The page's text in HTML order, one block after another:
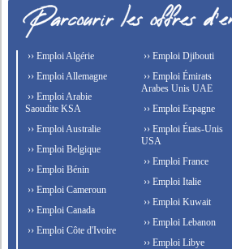
›› Emploi Algérie
›› Emploi Allemagne
›› Emploi Arabie
Saoudite KSA
›› Emploi Australie
›› Emploi Belgique
›› Emploi Bénin
›› Emploi Cameroun
›› Emploi Canada
›› Emploi Côte d'Ivoire
›› Emploi Djibouti
›› Emploi Émirats
Arabes Unis UAE
›› Emploi Espagne
›› Emploi États-Unis
USA
›› Emploi France
›› Emploi Italie
›› Emploi Kuwait
›› Emploi Lebanon
›› Emploi Libye